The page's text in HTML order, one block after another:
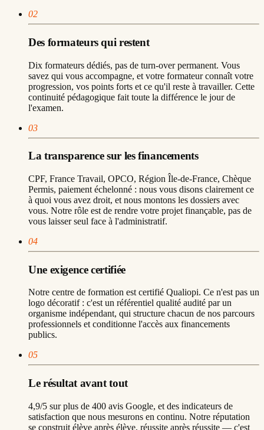
02
Des formateurs qui restent
Dix formateurs dédiés, pas de turn-over permanent. Vous
savez qui vous accompagne, et votre formateur connaît votre
progression, vos points forts et ce qu'il reste à travailler. Cette
continuité pédagogique fait toute la différence le jour de
l'examen.
03
La transparence sur les financements
CPF, France Travail, OPCO, Région Île-de-France, Chèque
Permis, paiement échelonné : nous vous disons clairement ce
à quoi vous avez droit, et nous montons les dossiers avec
vous. Notre rôle est de rendre votre projet finançable, pas de
vous laisser seul face à l'administratif.
04
Une exigence certifiée
Notre centre de formation est certifié Qualiopi. Ce n'est pas un
logo décoratif : c'est un référentiel qualité audité par un
organisme indépendant, qui structure chacun de nos parcours
professionnels et conditionne l'accès aux financements
publics.
05
Le résultat avant tout
4,9/5 sur plus de 400 avis Google, et des indicateurs de
satisfaction que nous mesurons en continu. Notre réputation
se construit élève après élève, réussite après réussite — c'est